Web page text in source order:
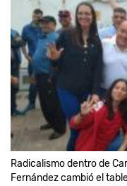
Radicalismo dentro de
Fernández cambió el